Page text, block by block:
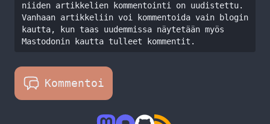
niiden artikkelien kommentointi on uudistettu.
Vanhaan artikkeliin voi kommentoida vain blogin
kautta, kun taas uudemmissa näytetään myös
Mastodonin kautta tulleet kommentit.
Kommentoi